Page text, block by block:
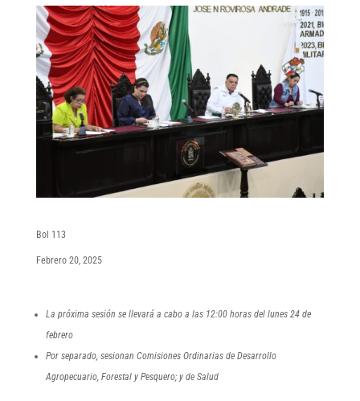
Bol 113
Febrero 20, 2025
La próxima sesión se llevará a cabo a las 12:00 horas del lunes 24 de
febrero
Por separado, sesionan Comisiones Ordinarias de Desarrollo
Agropecuario, Forestal y Pesquero; y de Salud